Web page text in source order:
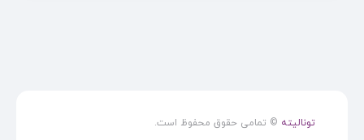
تونالیته © تمامی حقوق محفوظ است.